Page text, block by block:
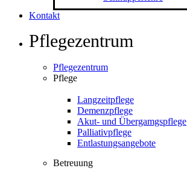
Kontakt
Pflegezentrum
Pflegezentrum
Pflege
Langzeitpflege
Demenzpflege
Akut- und Übergamgspflege
Palliativpflege
Entlastungsangebote
Betreuung